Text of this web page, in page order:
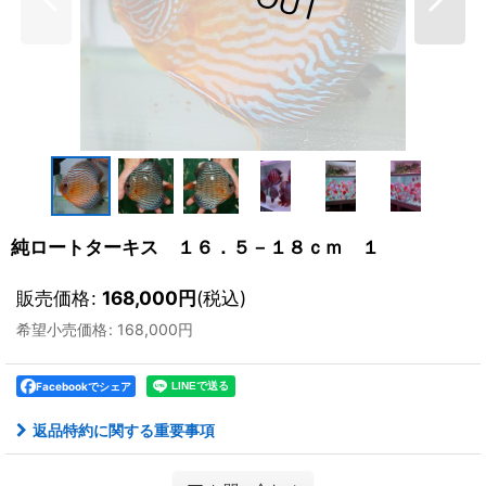
純ロートターキス １６．５－１８ｃｍ １
販売価格: 168,000円(税込)
希望小売価格: 168,000円
Facebookでシェア
返品特約に関する重要事項